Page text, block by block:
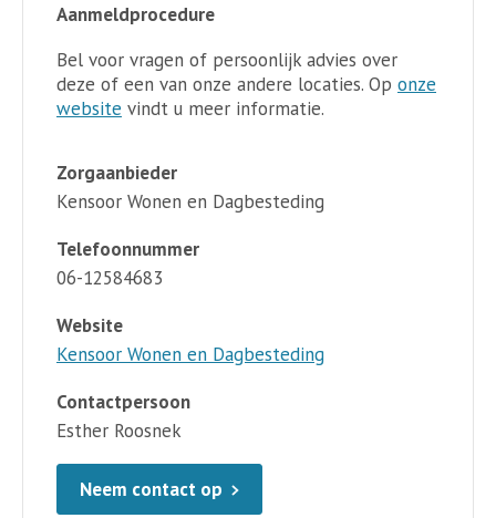
Aanmeldprocedure
Bel voor vragen of persoonlijk advies over
deze of een van onze andere locaties. Op onze
website vindt u meer informatie.
Zorgaanbieder
Kensoor Wonen en Dagbesteding
Telefoonnummer
06-12584683
Website
Kensoor Wonen en Dagbesteding
Contactpersoon
Esther Roosnek
Neem contact op